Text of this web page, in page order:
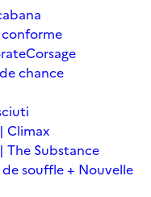
Corsage
chance
Climax
The Substance
de souffle + Nouvelle